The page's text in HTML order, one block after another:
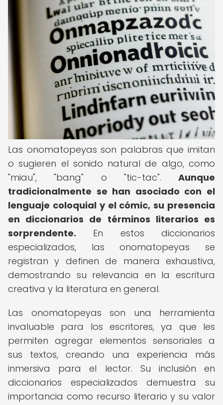
Las onomatopeyas son palabras que imitan
o sugieren el sonido natural de algo, como
"miau", "bang" o "tic-tac". Aunque
tradicionalmente se han asociado con el
lenguaje coloquial y el cómic, su presencia
en diccionarios de términos literarios es
sorprendente. En estos diccionarios
especializados, las onomatopeyas se
registran y definen de manera exhaustiva,
demostrando su relevancia en la escritura
creativa y la literatura en general.
Las onomatopeyas son una herramienta
invaluable para los escritores, ya que les
permiten agregar elementos sensoriales a
sus textos, creando una experiencia más
inmersiva para el lector. Su inclusión en
diccionarios especializados demuestra su
importancia como recurso literario y su valor